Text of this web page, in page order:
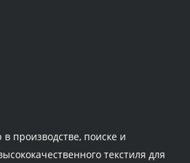
в производстве, поиске и
текстиля для